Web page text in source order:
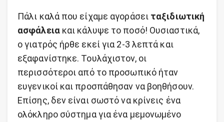
Πάλι καλά που είχαμε αγοράσει ταξιδιωτική
ασφάλειακαι κάλυψε το ποσό! Ουσιαστικά,
ο γιατρός ήρθε εκεί για 2-3 λεπτά και
εξαφανίστηκε. Τουλάχιστον, οι
περισσότεροι από το προσωπικό ήταν
ευγενικοί και προσπάθησαν να βοηθήσουν.
Επίσης, δεν είναι σωστό να κρίνεις ένα
ολόκληρο σύστημα για ένα μεμονωμένο